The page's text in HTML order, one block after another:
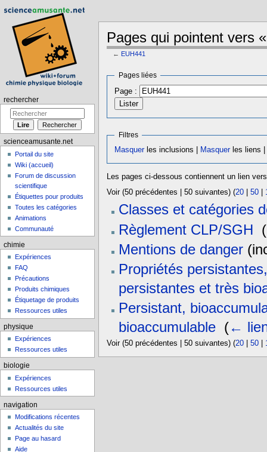
Pages qui pointent vers
← EUH441
Pages liées
Page :
Filtres
Masquerles inclusions | Masquerles liens
Les pages ci-dessous contiennent un lien
Voir (50 précédentes | 50 suivantes) (20| 50|
Classes et catégories
Règlement CLP/SGH (
Mentions de danger
Propriétés
persistantes et très
Persistant,
bioaccumulable (←
Voir (50 précédentes | 50 suivantes) (20| 50|
rechercher
scienceamusante.net
Portail du site
Wiki (accueil)
Forum de discussion
scientifique
Étiquettes pour produits
Toutes les catégories
Animations
Communauté
chimie
Expériences
FAQ
Précautions
Produits chimiques
Étiquetage de produits
Ressources utiles
physique
Expériences
Ressources utiles
biologie
Expériences
Ressources utiles
navigation
Modifications récentes
Actualités du site
Page au hasard
Aide